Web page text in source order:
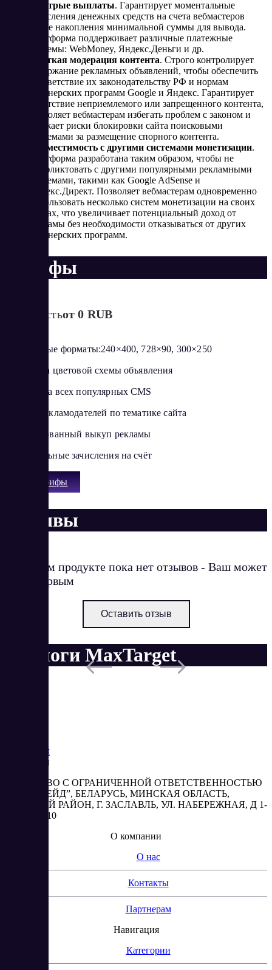
Быстрые выплаты. Гарантирует моментальные
зачисления денежных средств на счета вебмастеров
после накопления минимальной суммы для вывода.
Платформа поддерживает различные платежные
системы: WebMoney, Яндекс.Деньги и др.
Жесткая модерация контента. Строго контролирует
содержание рекламных объявлений, чтобы обеспечить
соответствие их законодательству РФ и нормам
партнерских программ Google и Яндекс. Гарантирует
отсутствие неприемлемого или запрещенного контента,
позволяет вебмастерам избегать проблем с законом и
снижает риски блокировки сайта поисковыми
системами за размещение спорного контента​.
Совместимость с другими системами монетизации.
Платформа разработана таким образом, чтобы не
конфликтовать с другими популярными рекламными
системами, такими как Google AdSense и
Яндекс.Директ. Позволяет вебмастерам одновременно
использовать несколько систем монетизации на своих
сайтах, что увеличивает потенциальный доход от
рекламы без необходимости отказываться от других
партнерских программ​.
Тарифы
Стоимостьот 0 RUB
Популярные форматы:240×400, 728×90, 300×250
Настройка цветовой схемы объявления
Поддержка всех популярных CMS
Подбор рекламодателей по тематике сайта
Гарантированный выкуп рекламы
Моментальные зачисления на счёт
Все тарифы
Отзывы
О данном продукте пока нет отзывов - Ваш может
стать первым
Оставить отзыв
Аналоги MaxTarget
Market
Реквизиты
ОБЩЕСТВО С ОГРАНИЧЕННОЙ ОТВЕТСТВЕННОСТЬЮ
“АБЕСТРЕЙД”, БЕЛАРУСЬ, МИНСКАЯ ОБЛАСТЬ,
МИНСКИЙ РАЙОН, Г. ЗАСЛАВЛЬ, УЛ. НАБЕРЕЖНАЯ, Д 1-
2, КОМ. 310
О компании
О нас
Контакты
Партнерам
Навигация
Категории